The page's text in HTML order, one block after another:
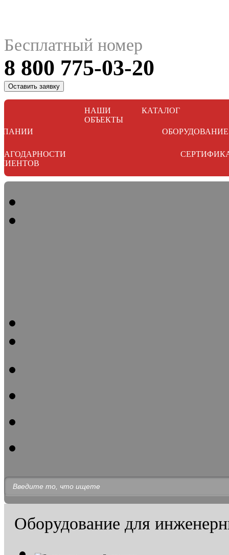
Бесплатный номер
8 800 775-03-20
Оставить заявку
НАШИ
ОБЪЕКТЫ
КАТАЛОГ
ОБОРУДОВАНИЕ
Оборудование для